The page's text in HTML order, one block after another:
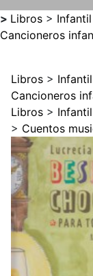
> Libros >
Cancioneros
Libros >
Cancioneros
Libros >
> Cuentos